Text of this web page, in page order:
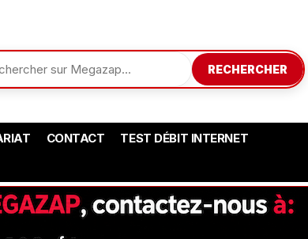
RECHERCHER
CONTACT TEST DÉBIT INTERNET